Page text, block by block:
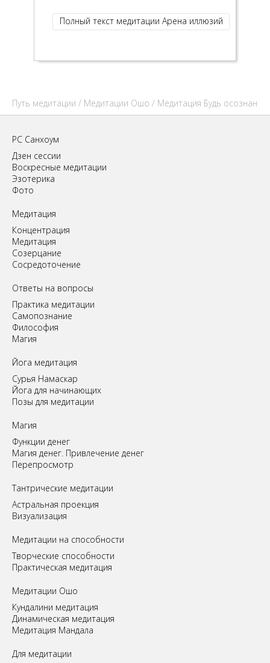
Полный текст медитации Арена иллюзий
Путь медитации / Медитации Ошо / Медитация Будь осознан
РС Санхоум
Дзен сессии
Воскресные медитации
Эзотерика
Фото
Медитация
Концентрация
Медитация
Созерцание
Сосредоточение
Ответы на вопросы
Практика медитации
Самопознание
Философия
Магия
Йога медитация
Сурья Намаскар
Йога для начинающих
Позы для медитации
Магия
Функции денег
Магия денег. Привлечение денег
Перепросмотр
Tантрические медитации
Астральная проекция
Визуализация
Медитации на способности
Творческие способности
Практическая медитация
Медитации Ошо
Кундалини медитация
Динамическая медитация
Медитация Мандала
Для медитации